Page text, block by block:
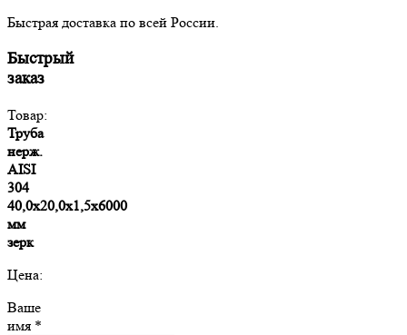
Быстрая доставка по всей России.
Быстрый
заказ
Товар:
Труба
нерж.
AISI
304
40,0х20,0х1,5х6000
мм
зерк
Цена:
Ваше
имя *